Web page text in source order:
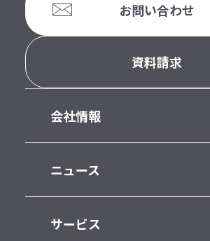
お問い合わせ
資料請求
会社情報
ニュース
サービス